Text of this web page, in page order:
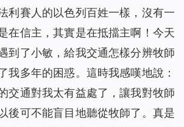
利賽人的以色列百姓一樣，沒有一
在信主，其實是在抵擋主啊！今天
到了小敏，給我交通怎樣分辨牧師
我多年的困惑。這時我感嘆地說：
交通對我太有益處了，讓我對牧師
後可不能盲目地聽從牧師了。真是